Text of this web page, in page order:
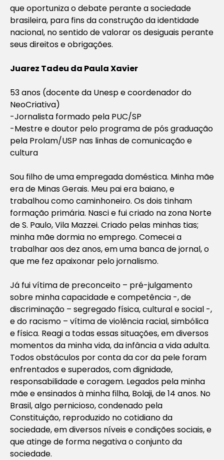
que oportuniza o debate perante a sociedade
brasileira, para fins da construção da identidade
nacional, no sentido de valorar os desiguais perante
seus direitos e obrigações.
Juarez Tadeu da Paula Xavier
53 anos (docente da Unesp e coordenador do
NeoCriativa)
-Jornalista formado pela PUC/SP
-Mestre e doutor pelo programa de pós graduação
pela Prolam/USP nas linhas de comunicação e
cultura
Sou filho de uma empregada doméstica. Minha mãe
era de Minas Gerais. Meu pai era baiano, e
trabalhou como caminhoneiro. Os dois tinham
formação primária. Nasci e fui criado na zona Norte
de S. Paulo, Vila Mazzei. Criado pelas minhas tias;
minha mãe dormia no emprego. Comecei a
trabalhar aos dez anos, em uma banca de jornal, o
que me fez apaixonar pelo jornalismo.
Já fui vítima de preconceito – pré-julgamento
sobre minha capacidade e competência -, de
discriminação – segregado física, cultural e social -,
e do racismo – vítima de violência racial, simbólica
e física. Reagi a todas essas situações, em diversos
momentos da minha vida, da infância a vida adulta.
Todos obstáculos por conta da cor da pele foram
enfrentados e superados, com dignidade,
responsabilidade e coragem. Legados pela minha
mãe e ensinados à minha filha, Bolaji, de 14 anos. No
Brasil, algo pernicioso, condenado pela
Constituição, reproduzido no cotidiano da
sociedade, em diversos níveis e condições sociais, e
que atinge de forma negativa o conjunto da
sociedade.